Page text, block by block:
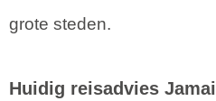
grote steden.
Huidig reisadvies